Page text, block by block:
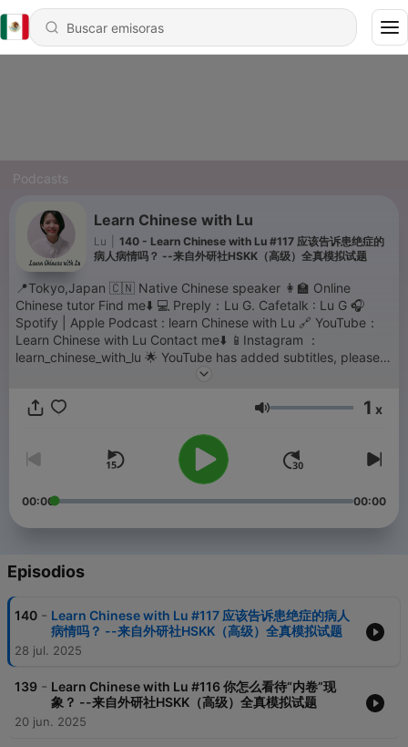
Podcasts
Learn Chinese with Lu
Lu
140 - Learn Chinese with Lu #117 应该告诉患绝症的
病人病情吗？ --来自外研社HSKK（高级）全真模拟试题
📍Tokyo,Japan 🇨🇳 Native Chinese speaker 👩‍🏫 Online
Chinese tutor Find me⬇️ 💻 Preply：Lu G. Cafetalk : Lu G 🎧
Spotify | Apple Podcast : learn Chinese with Lu 🔗 YouTube：
Learn Chinese with Lu Contact me⬇️ 📱Instagram ：
learn_chinese_with_lu 🌟 YouTube has added subtitles, please
move to YouTube for the transcriptions. thank you for your
Volumen 1 x
00:00 00:00
Episodios
140 - Learn Chinese with Lu #117 应该告诉患绝症的病人
病情吗？ --来自外研社HSKK（高级）全真模拟试题
28 jul. 2025
139 - Learn Chinese with Lu #116 你怎么看待“内卷”现
象？ --来自外研社HSKK（高级）全真模拟试题
20 jun. 2025